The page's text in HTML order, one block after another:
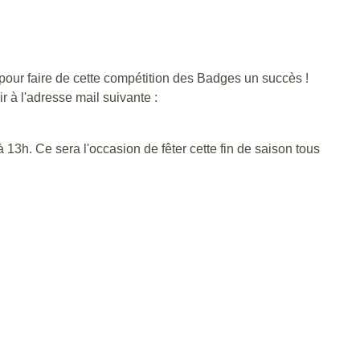
faire de cette compétition des Badges un succès !
à l'adresse mail suivante :
Ce sera l'occasion de fêter cette fin de saison tous